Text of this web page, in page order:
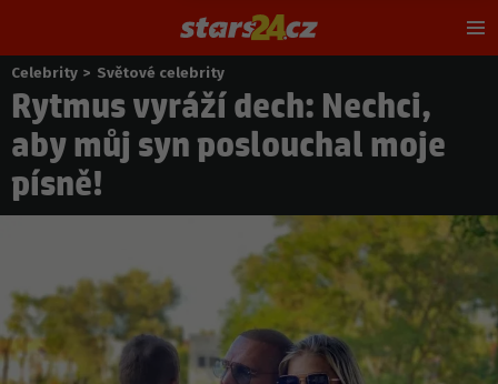
Nacházíte
se
zde:
Celebrity > Světové celebrity
Rytmus vyráží dech: Nechci,
aby můj syn poslouchal moje
písně!